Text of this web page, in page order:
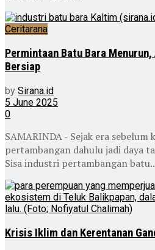
Ceritarana
Permintaan Batu Bara
Bersiap
by Sirana.id
5 June 2025
0
SAMARINDA - Sejak era sebelum
pertambangan dahulu jadi daya
Sisa industri pertambangan
Krisis Iklim dan Kerentanan